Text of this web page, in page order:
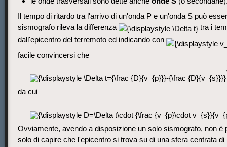
Il tempo di ritardo tra l'arrivo di un'onda P e un'onda S può
sismografo rileva la differenza
tra i
dall'epicentro del terremoto ed indicando con
facile convincersi che
da cui
Ovviamente, avendo a disposizione un solo sismografo, non
solo di capire che l'epicentro si trova su di una sfera centrata